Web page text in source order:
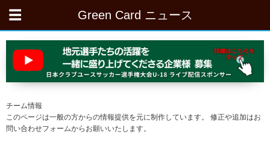
Green Card ニュース
チーム情報
このページは一般の方からの情報提供を元に制作しています。 修正や追加はお
問い合わせフォームからお願いいたします。